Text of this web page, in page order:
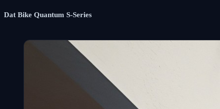
Dat Bike Quantum S-Series